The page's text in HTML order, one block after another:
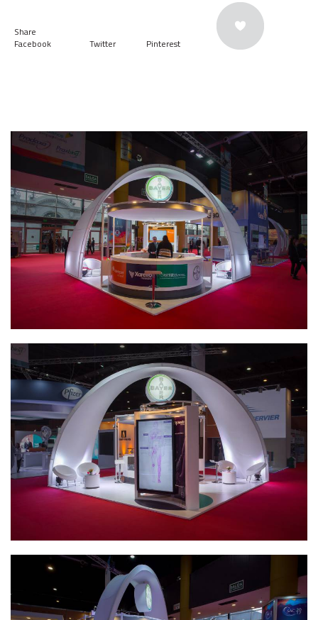
Share
Facebook
Twitter Pinterest